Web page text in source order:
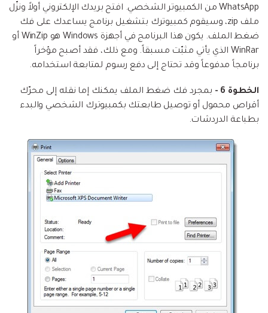
WhatsApp من الكمبيوتر الشخصي. افتح بريدك الإلكتروني أولاً ونزّل
ملف zip، وسيقوم كمبيوترك بتشغيل برنامج يساعدك على فك
ضغط الملف. يكون هذا البرنامج في أجهزة Windows هو WinZip أو
WinRar الذي يأتي مثبّت مسبقاً. ومع ذلك، فقد أصبح مؤخراً
برنامجاً مدفوعاً وقد تحتاج إلى دفع رسوم لمتابعة استخدامه.
الخطوة 6 -
بمجرد فك ضغط الملف يمكنك إما نقله إلى محرّك
أقراص محمول أو توصيل طابعتك بكمبيوترك الشخصي والبدء
بطباعة الدردشات.